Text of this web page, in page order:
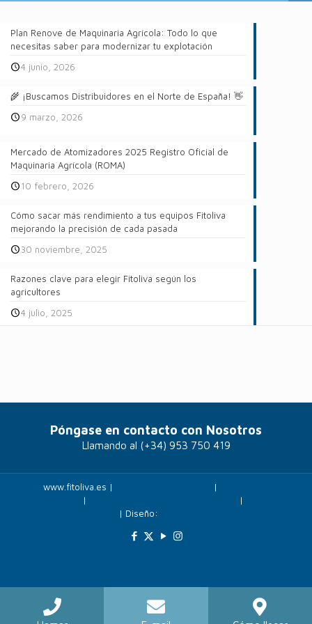
Plan Renove de Maquinaria Agrícola: Todo lo que
necesitas saber para modernizar tu explotación
4 junio, 2026
🌾 ¡Buscamos Distribuidores en el Norte de España! 👋
9 marzo, 2026
Mercado de Atomizadores 2025 Registro Oficial de
Maquinaria Agrícola (ROMA)
10 febrero, 2026
Cómo sacar más rendimiento a tus equipos Fitoliva
mejorando la precisión de cada pasada
30 noviembre, 2025
Razones clave para elegir Fitoliva según los
agricultores
4 julio, 2025
Póngase en contacto con Nosotros
Llamando al (+34) 953 750 419
www.fitoliva.es | |
| |
| Diseño: